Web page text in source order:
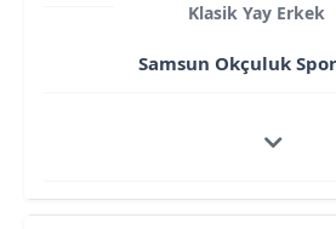
Klasik Yay Erkek
Samsun Okçuluk